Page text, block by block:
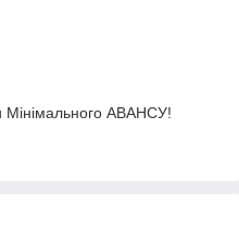
Мінімального АВАНСУ!